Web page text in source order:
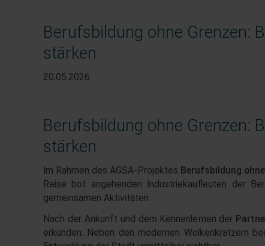
Berufsbildung ohne Grenzen:
stärken
20.05.2026
Berufsbildung ohne Grenzen:
stärken
Im Rahmen des AGSA-Projektes Berufsbildung
Reise bot angehenden Industriekaufleuten der
gemeinsamen Aktivitäten.
Nach der Ankunft und dem Kennenlernen der
erkunden. Neben den modernen Wolkenkratzern